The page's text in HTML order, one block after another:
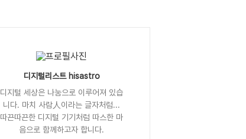
디지털리스트 hisastro
디지털 세상은 나눔으로 이루어져 있습
니다. 마치 사람人이라는 글자처럼...
따끈따끈한 디지털 기기처럼 따스한 마
음으로 함께하고자 합니다.